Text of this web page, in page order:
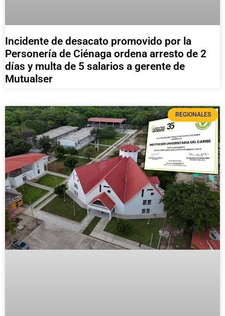
Incidente de desacato promovido por la
Personería de Ciénaga ordena arresto de 2
días y multa de 5 salarios a gerente de
Mutualser
REGIONALES